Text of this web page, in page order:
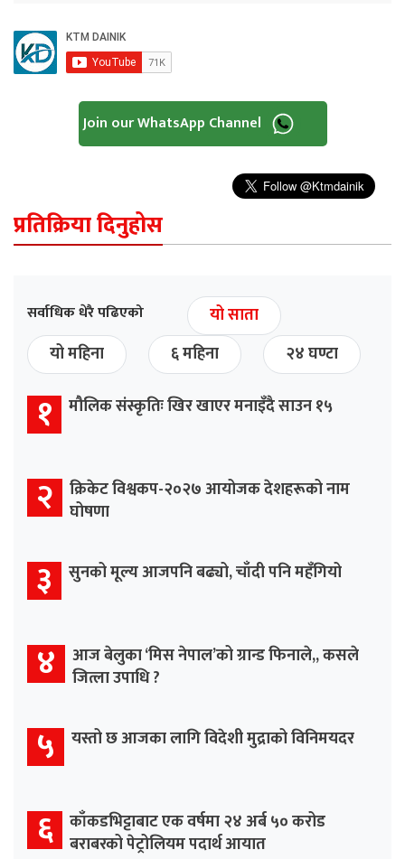
Join our WhatsApp Channel
प्रतिक्रिया दिनुहोस
सर्वाधिक धेरै पढिएको
यो साता
यो महिना
६ महिना २४ घण्टा
१ मौलिक संस्कृतिः खिर खाएर मनाइँदै साउन १५
२ क्रिकेट विश्वकप-२०२७ आयोजक देशहरूको नाम
घोषणा
३ सुनको मूल्य आजपनि बढ्यो, चाँदी पनि महँगियो
४ आज बेलुका ‘मिस नेपाल’को ग्रान्ड फिनाले,, कसले
जित्ला उपाधि ?
५ यस्तो छ आजका लागि विदेशी मुद्राको विनिमयदर
६ काँकडभिट्टाबाट एक वर्षमा २४ अर्ब ५० करोड
बराबरको पेट्रोलियम पदार्थ आयात